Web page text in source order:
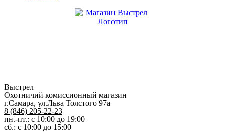
Выстрел
Охотничий комиссионный магазин
г.Самара, ул.Льва Толстого 97а
8 (846) 205-22-23
пн.-пт.: с 10:00 до 19:00
сб.: с 10:00 до 15:00